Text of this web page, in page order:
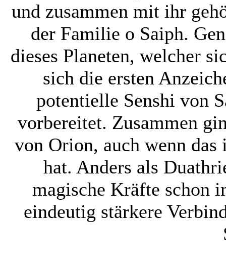
und zusammen mit ihr
der Familie o Saiph.
dieses Planeten, welcher
sich die ersten
potentielle Senshi von
vorbereitet. Zusammen
von Orion, auch wenn das
hat. Anders als
magische Kräfte schon
eindeutig stärkere